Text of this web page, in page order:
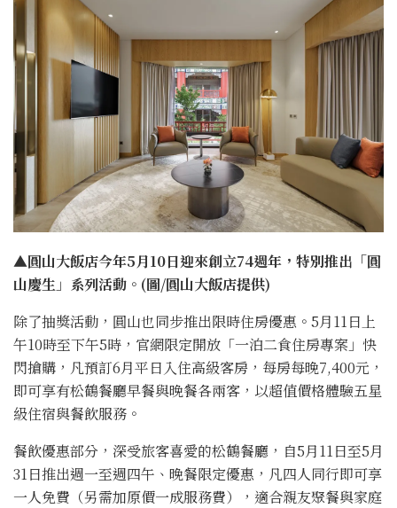
▲圓山大飯店今年5月10日迎來創立74週年，特別推出「圓
山慶生」系列活動。(圖/圓山大飯店提供)
除了抽獎活動，圓山也同步推出限時住房優惠。5月11日上
午10時至下午5時，官網限定開放「一泊二食住房專案」快
閃搶購，凡預訂6月平日入住高級客房，每房每晚7,400元，
即可享有松鶴餐廳早餐與晚餐各兩客，以超值價格體驗五星
級住宿與餐飲服務。
餐飲優惠部分，深受旅客喜愛的松鶴餐廳，自5月11日至5月
31日推出週一至週四午、晚餐限定優惠，凡四人同行即可享
一人免費（另需加原價一成服務費），適合親友聚餐與家庭